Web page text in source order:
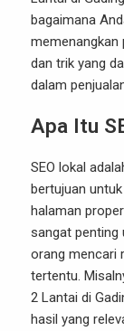
bagaimana
memenangkan
dan trik yang
dalam
Apa Itu
SEO lokal
bertujuan
halaman
sangat penting
orang mencari
tertentu.
2 Lantai di
hasil yang